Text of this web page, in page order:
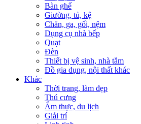
Bàn ghế
Giường, tủ, kệ
Chăn, ga, gối, nệm
Dụng cụ nhà bếp
Quạt
Đèn
Thiết bị vệ sinh, nhà tắm
Đồ gia dụng, nội thất khác
Khác
Thời trang, làm đẹp
Thú cưng
Ẩm thực, du lịch
Giải trí